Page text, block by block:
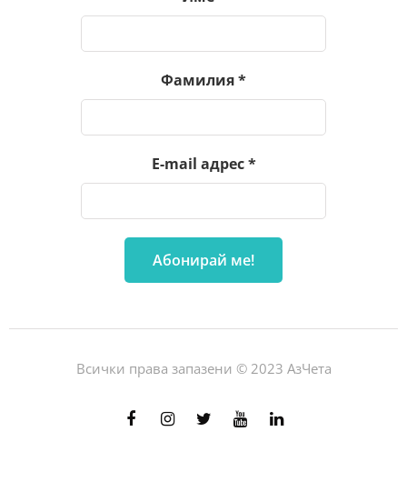
Фамилия*
E-mail адрес*
Всички права запазени © 2023 АзЧета